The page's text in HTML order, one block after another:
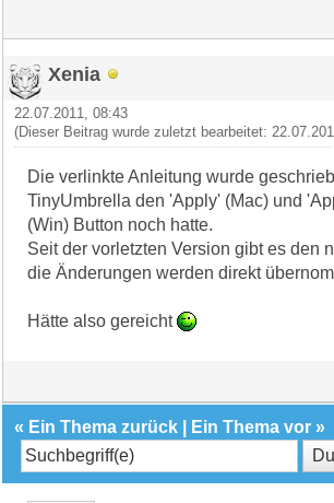
Xenia
22.07.2011, 08:43
(Dieser Beitrag wurde zuletzt bearbeitet:
Die verlinkte Anleitung wurde
TinyUmbrella den 'Apply' (Mac) und
(Win) Button noch hatte.
Seit der vorletzten Version gibt es den
die Änderungen werden direkt
Hätte also gereicht
« Ein Thema zurück Ein Thema vor »